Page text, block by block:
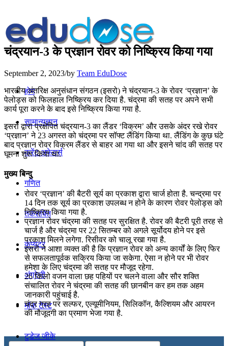
होम
सामान्यज्ञान
करेंट अफेयर्स
गणित
तर्कशक्ति
कंप्यूटर
अंग्रेजी
मॉक टेस्ट
टुडेज जीके
चंद्रयान-3 के प्रज्ञान रोवर को निष्क्रिय किया गया
September 2, 2023/by Team EduDose
भारतीय अंतरिक्ष अनुसंधान संगठन (इसरो) ने चंद्रयान-3 के रोवर ‘प्रज्ञान’ के
पेलोड्स को फिलहाल निष्‍क्रिय कर दिया है. चंद्रमा की सतह पर अपने सभी
कार्य पूरा करने के बाद इसे निष्‍क्रिय किया गया है.
इसरो द्वारा प्रक्षेपित चंद्रयान-3 का लैंडर ‘विक्रम’ और उसके अंदर रखे रोवर
‘प्रज्ञान’ ने 23 अगस्त को चंद्रमा पर सॉफ्ट लैंडिंग किया था. लैंडिंग के कुछ घंटे
बाद प्रज्ञान रोवर विक्रम लैंडर से बाहर आ गया था और इसने चांद की सतह पर
घूमना शुरू किया था.
मुख्य बिन्दु
रोवर ‘प्रज्ञान’ की बैटरी सूर्य का प्रकाश द्वारा चार्ज होता है. चन्‍द्रमा पर
14 दिन तक सूर्य का प्रकाश उपलब्ध न होने के कारण रोवर पेलोड्स को
निष्क्रिय किया गया है.
प्रज्ञान रोवर चंद्रमा की सतह पर सुरक्षित है. रोवर की बैटरी पूरी तरह से
चार्ज है और चंद्रमा पर 22 सितम्‍बर को अगले सूर्योदय होने पर इसे
प्रकाश मिलने लगेगा. रिसीवर को चालू रखा गया है.
इसरो ने आशा व्‍यक्‍त की है कि प्रज्ञान रोवर को अन्य कार्यों के लिए फिर
से सफलतापूर्वक सक्रिय किया जा सकेगा. ऐसा न होने पर भी रोवर
हमेशा के लिए चंद्रमा की सतह पर मौजूद रहेगा.
26 किलो वजन वाला छह पहियों पर चलने वाला और सौर शक्ति
संचालित रोवर ने चंद्रमा की सतह की छानबीन कर हम तक अहम
जानकारी पहुंचाई है.
चंद्र ग्रह पर सल्फर, एल्यूमीनियम, सिलिकॉन, कैल्शियम और आयरन
की मौजूदगी का प्रमाण भेजा गया है.